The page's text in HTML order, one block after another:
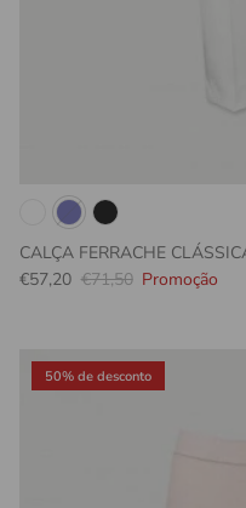
CALÇA FERRACHE
Preço promocional
€57,20 Preço normal
€71,50 Promoção
50% de desconto